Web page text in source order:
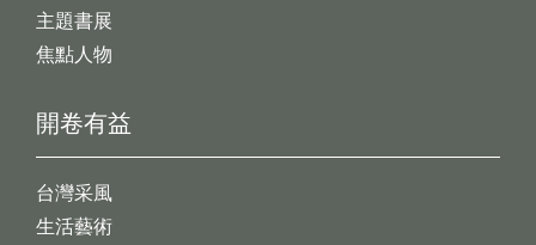
開卷有益
台灣采風
生活藝術
主題書展
焦點人物